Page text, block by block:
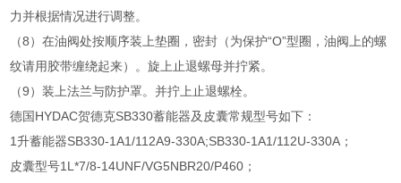
力并根据情况进行调整。
（8）在油阀处按顺序装上垫圈，密封（为保护“O”型圈，油阀上的螺
纹请用胶带缠绕起来）。旋上止退螺母并拧紧。
（9）装上法兰与防护罩。并拧上止退螺栓。
德国HYDAC贺德克SB330蓄能器及皮囊常规型号如下：
1升蓄能器SB330-1A1/112A9-330A;SB330-1A1/112U-330A；
皮囊型号1L*7/8-14UNF/VG5NBR20/P460；